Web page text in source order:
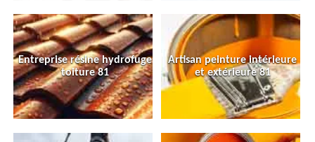
Entreprise résine hydrofuge
toiture 81
Artisan peinture intérieure
et extérieure 81